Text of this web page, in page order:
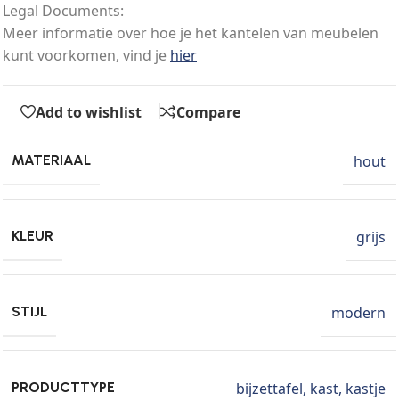
Legal Documents:
Meer informatie over hoe je het kantelen van meubelen
kunt voorkomen, vind je hier
Add to wishlist Compare
MATERIAAL hout
KLEUR grijs
STIJL modern
PRODUCTTYPE bijzettafel, kast, kastje